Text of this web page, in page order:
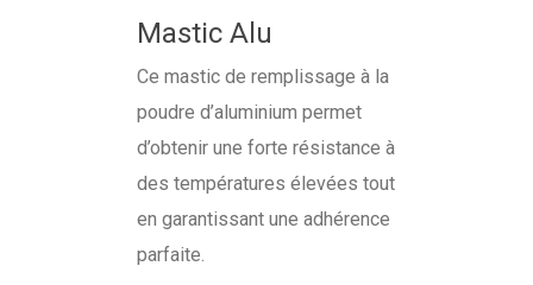
Mastic Alu
Ce mastic de remplissage à la
poudre d’aluminium permet
d’obtenir une forte résistance à
des températures élevées tout
en garantissant une adhérence
parfaite.